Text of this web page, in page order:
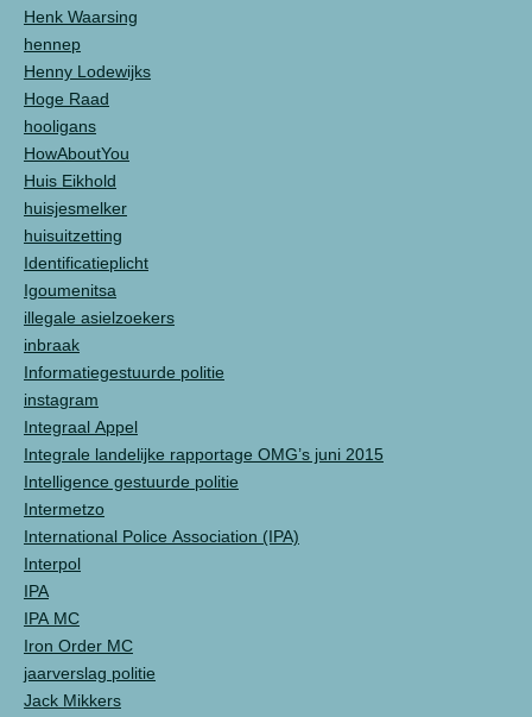
Henk Waarsing
hennep
Henny Lodewijks
Hoge Raad
hooligans
HowAboutYou
Huis Eikhold
huisjesmelker
huisuitzetting
Identificatieplicht
Igoumenitsa
illegale asielzoekers
inbraak
Informatiegestuurde politie
instagram
Integraal Appel
Integrale landelijke rapportage OMG’s juni 2015
Intelligence gestuurde politie
Intermetzo
International Police Association (IPA)
Interpol
IPA
IPA MC
Iron Order MC
jaarverslag politie
Jack Mikkers